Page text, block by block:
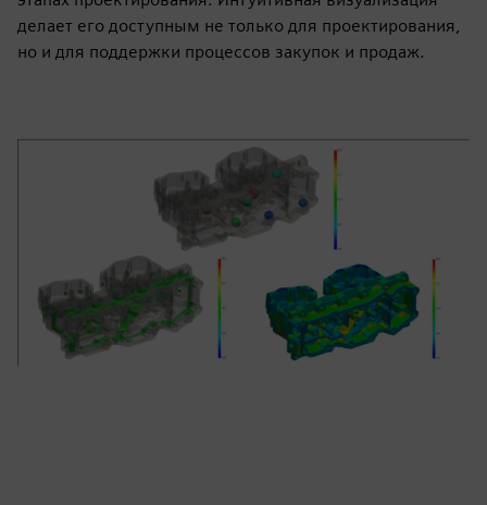
делает его доступным не только для проектирования,
но и для поддержки процессов закупок и продаж.